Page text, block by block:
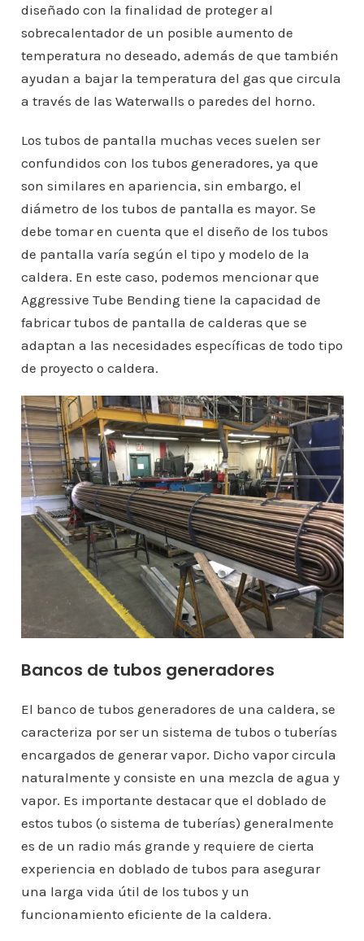
diseñado con la finalidad de proteger al
sobrecalentador de un posible aumento de
temperatura no deseado, además de que también
ayudan a bajar la temperatura del gas que circula
a través de las Waterwalls o paredes del horno.
Los tubos de pantalla muchas veces suelen ser
confundidos con los tubos generadores, ya que
son similares en apariencia, sin embargo, el
diámetro de los tubos de pantalla es mayor. Se
debe tomar en cuenta que el diseño de los tubos
de pantalla varía según el tipo y modelo de la
caldera. En este caso, podemos mencionar que
Aggressive Tube Bending tiene la capacidad de
fabricar tubos de pantalla de calderas que se
adaptan a las necesidades específicas de todo tipo
de proyecto o caldera.
Bancos de tubos generadores
El banco de tubos generadores de una caldera, se
caracteriza por ser un sistema de tubos o tuberías
encargados de generar vapor. Dicho vapor circula
naturalmente y consiste en una mezcla de agua y
vapor. Es importante destacar que el doblado de
estos tubos (o sistema de tuberías) generalmente
es de un radio más grande y requiere de cierta
experiencia en doblado de tubos para asegurar
una larga vida útil de los tubos y un
funcionamiento eficiente de la caldera.